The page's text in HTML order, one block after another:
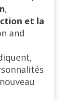
,
et la
and